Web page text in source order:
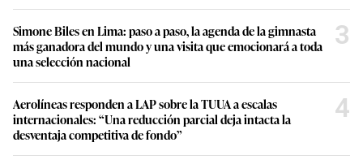
Simone Biles en Lima: paso a paso, la agenda de la gimnasta
más ganadora del mundo y una visita que emocionará a toda
una selección nacional
3
Aerolíneas responden a LAP sobre la TUUA a escalas
internacionales: “Una reducción parcial deja intacta la
desventaja competitiva de fondo”
4